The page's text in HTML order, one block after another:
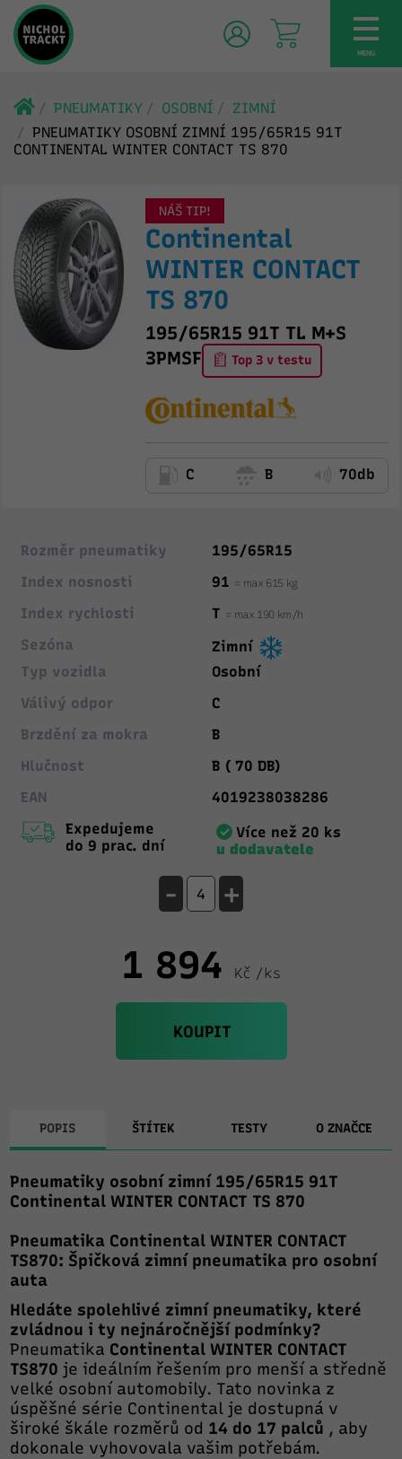
MENU
PNEUMATIKY OSOBNÍ
ZIMNÍ
PNEUMATIKY OSOBNÍ ZIMNÍ 195/65R15 91T
CONTINENTAL WINTER CONTACT TS 870
NÁŠ TIP!
Continental
WINTER CONTACT
TS 870
195/65R15 91T TL M+S
3PMSF
Top 3 v testu
C B 70db
Rozměr pneumatiky
195/65R15
Index nosnosti
91 = max 615 kg
Index rychlosti T = max 190 km/h
Sezóna
Zimní
Typ vozidla
Osobní
Válivý odpor
C
Brzdění za mokra
B
Hlučnost
B ( 70 DB)
EAN
4019238038286
Expedujeme
do 9 prac. dní
Více než 20 ks
u dodavatele
- +
1 894 Kč /ks
KOUPIT
POPIS ŠTÍTEK TESTY O ZNAČCE
Pneumatiky osobní zimní 195/65R15 91T
Continental WINTER CONTACT TS 870
Pneumatika Continental WINTER CONTACT
TS870: Špičková zimní pneumatika pro osobní
auta
Hledáte spolehlivé zimní pneumatiky, které
zvládnou i ty nejnáročnější podmínky?
Pneumatika Continental WINTER CONTACT
TS870 je ideálním řešením pro menší a středně
velké osobní automobily. Tato novinka z
úspěšné série Continental je dostupná v
široké škále rozměrů od 14 do 17 palců , aby
dokonale vyhovovala vašim potřebám.